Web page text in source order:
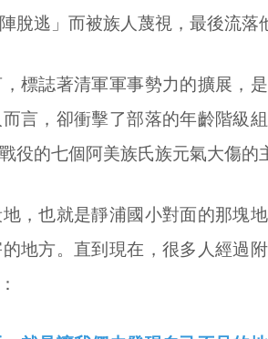
脫逃」而被族人蔑視，最後流落
誌著清軍軍事勢力的擴展，是
言，卻衝擊了部落的年齡階級
役的七個阿美族氏族元氣大傷的
也就是靜浦國小對面的那塊地
地方。直到現在，很多人經過